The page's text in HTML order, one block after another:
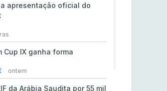
apresentação oficial do
Cup IX ganha forma
ontem
da Arábia Saudita por 55 mil